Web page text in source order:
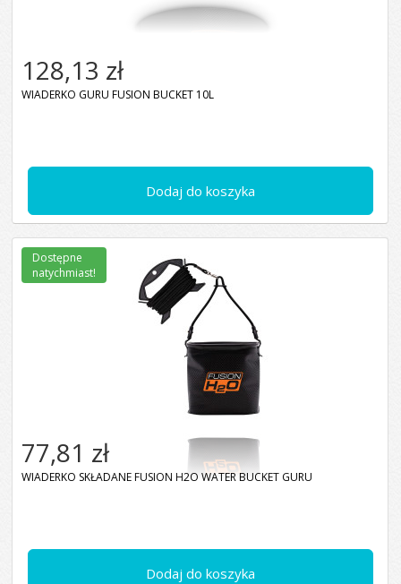
Dodaj do koszyka
128,13 zł
WIADERKO GURU FUSION BUCKET 10L
Dodaj do koszyka
77,81 zł
WIADERKO SKŁADANE FUSION H2O WATER BUCKET GURU
Dostępne
natychmiast!